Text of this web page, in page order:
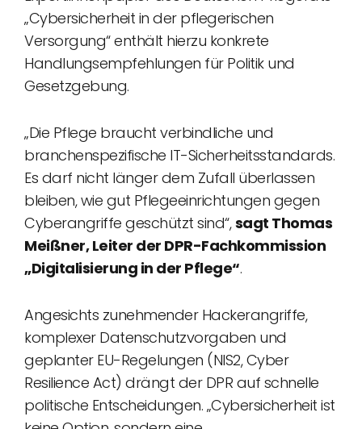
„Cybersicherheit in der pflegerischen
Versorgung“ enthält hierzu konkrete
Handlungsempfehlungen für Politik und
Gesetzgebung.
„Die Pflege braucht verbindliche und
branchenspezifische IT-Sicherheitsstandards.
Es darf nicht länger dem Zufall überlassen
bleiben, wie gut Pflegeeinrichtungen gegen
Cyberangriffe geschützt sind“,sagt Thomas
Meißner, Leiter der DPR-Fachkommission
„Digitalisierung in der Pflege“.
Angesichts zunehmender Hackerangriffe,
komplexer Datenschutzvorgaben und
geplanter EU-Regelungen (NIS2, Cyber
Resilience Act) drängt der DPR auf schnelle
politische Entscheidungen. „Cybersicherheit ist